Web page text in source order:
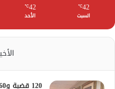
42
℃
السبت
42
℃
الأحد